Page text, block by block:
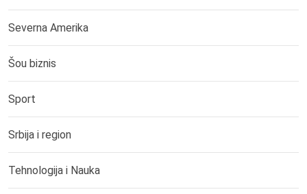
Severna Amerika
Šou biznis
Sport
Srbija i region
Tehnologija i Nauka